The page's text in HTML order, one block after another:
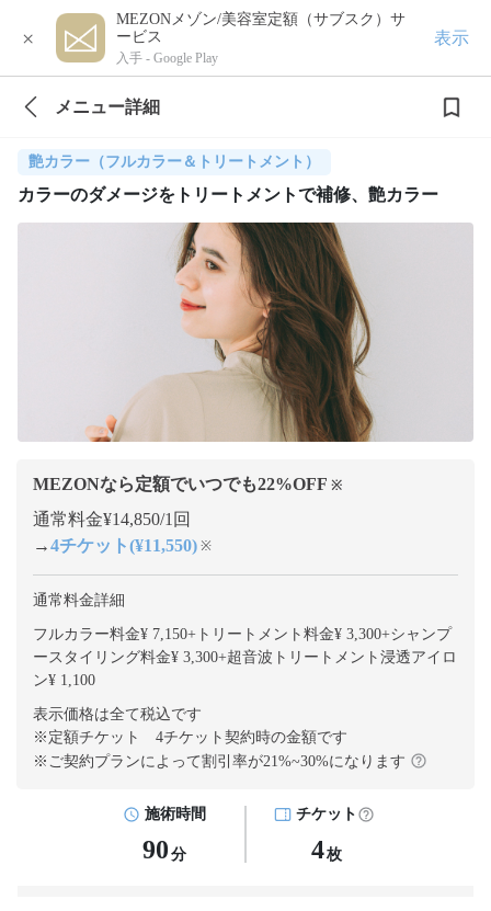
×
MEZONメゾン/美容室定額（サブスク）サ
ービス
入手 - Google Play
表示
メニュー詳細
艶カラー（フルカラー＆トリートメント）
カラーのダメージをトリートメントで補修、艶カラー
MEZONなら定額でいつでも22%OFF ※
通常料金¥14,850/1回
→4チケット(¥11,550) ※
通常料金詳細
フルカラー料金¥ 7,150+ トリートメント料金¥ 3,300+シャンプ
ースタイリング料金¥ 3,300+超音波トリートメント浸透アイロ
ン¥ 1,100
表示価格は全て税込です
※定額チケット 4チケット契約時の金額です
※ご契約プランによって割引率が21%~30%になります
施術時間
90 分
チケット
4枚